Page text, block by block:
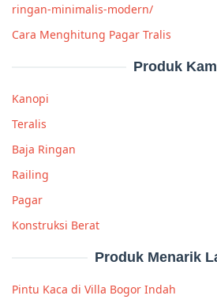
ringan-minimalis-modern/
Cara Menghitung Pagar Tralis
Produk
Kanopi
Teralis
Baja Ringan
Railing
Pagar
Konstruksi Berat
Produk Menarik
Pintu Kaca di Villa Bogor Indah